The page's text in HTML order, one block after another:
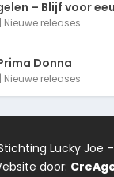
– Blijf voor
| Nieuwe releases
Donna
| Nieuwe releases
Lucky Joe
door: